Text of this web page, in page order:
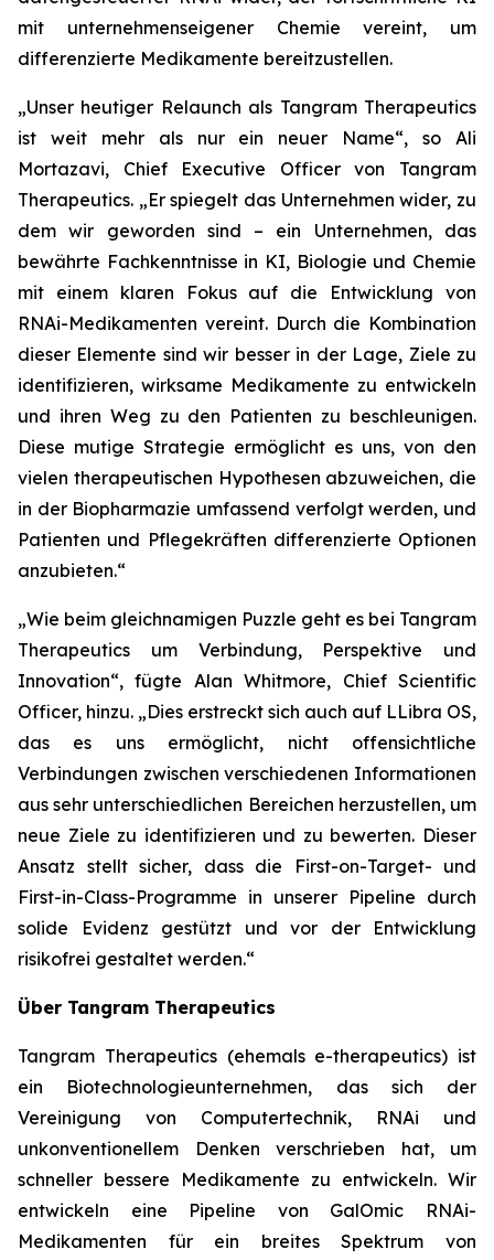
mit unternehmenseigener Chemie vereint, um
differenzierte Medikamente bereitzustellen.
„Unser heutiger Relaunch als Tangram Therapeutics
ist weit mehr als nur ein neuer Name“, so Ali
Mortazavi, Chief Executive Officer von Tangram
Therapeutics. „Er spiegelt das Unternehmen wider, zu
dem wir geworden sind – ein Unternehmen, das
bewährte Fachkenntnisse in KI, Biologie und Chemie
mit einem klaren Fokus auf die Entwicklung von
RNAi-Medikamenten vereint. Durch die Kombination
dieser Elemente sind wir besser in der Lage, Ziele zu
identifizieren, wirksame Medikamente zu entwickeln
und ihren Weg zu den Patienten zu beschleunigen.
Diese mutige Strategie ermöglicht es uns, von den
vielen therapeutischen Hypothesen abzuweichen, die
in der Biopharmazie umfassend verfolgt werden, und
Patienten und Pflegekräften differenzierte Optionen
anzubieten.“
„Wie beim gleichnamigen Puzzle geht es bei Tangram
Therapeutics um Verbindung, Perspektive und
Innovation“,fügte Alan Whitmore, Chief Scientific
Officer, hinzu. „Dies erstreckt sich auch auf LLibra OS,
das es uns ermöglicht, nicht offensichtliche
Verbindungen zwischen verschiedenen Informationen
aus sehr unterschiedlichen Bereichen herzustellen, um
neue Ziele zu identifizieren und zu bewerten. Dieser
Ansatz stellt sicher, dass die First-on-Target- und
First-in-Class-Programme in unserer Pipeline durch
solide Evidenz gestützt und vor der Entwicklung
risikofrei gestaltet werden.“
Über Tangram Therapeutics
Tangram Therapeutics (ehemals e-therapeutics) ist
ein Biotechnologieunternehmen, das sich der
Vereinigung von Computertechnik, RNAi und
unkonventionellem Denken verschrieben hat, um
schneller bessere Medikamente zu entwickeln. Wir
entwickeln eine Pipeline von GalOmic RNAi-
Medikamenten für ein breites Spektrum von